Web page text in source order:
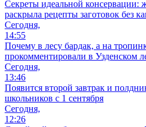
Секреты идеальной консервации:
раскрыла рецепты заготовок без
Сегодня,
14:55
Почему в лесу бардак, а на
прокомментировали в Узденском
Сегодня,
13:46
Появится второй завтрак и
школьников с 1 сентября
Сегодня,
12:26